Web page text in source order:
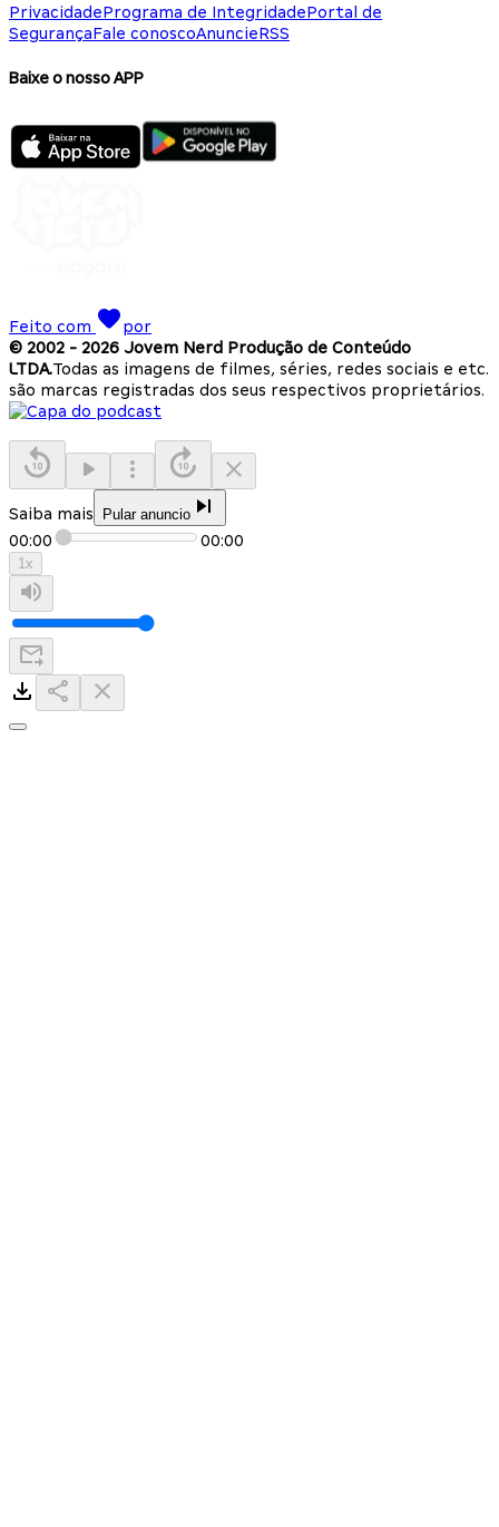
PrivacidadePrograma de IntegridadePortal de
SegurançaFale conoscoAnuncieRSS
Baixe o nosso APP
Feito com
por
© 2002 - 2026 Jovem Nerd Produção de Conteúdo
LTDA.Todas as imagens de filmes, séries, redes sociais e etc.
são marcas registradas dos seus respectivos proprietários.
Saiba mais Pular anuncio
00:00 00:00
1x